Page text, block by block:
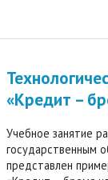
«Кредит –
Учебное занятие
государственным
представлен